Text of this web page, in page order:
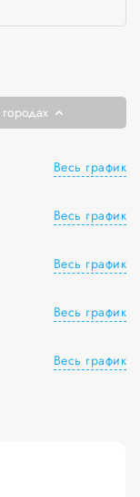
Весь график
Весь график
Весь график
Весь график
Весь график